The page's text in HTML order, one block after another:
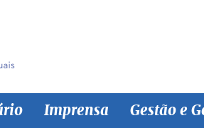
Imprensa Gestão e